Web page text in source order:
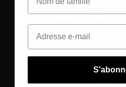
En saisissant votre adresse e-
des communications marketing.
France|FR